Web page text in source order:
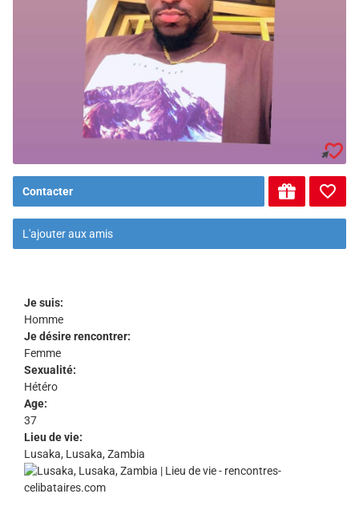
Contacter
L'ajouter aux amis
Je suis:
Homme
Je désire rencontrer:
Femme
Sexualité:
Hétéro
Age:
37
Lieu de vie:
Lusaka, Lusaka, Zambia